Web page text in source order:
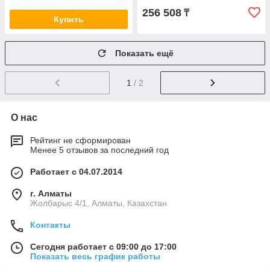
Купить
256 508 ₸
Показать ещё
1 / 2
О нас
Рейтинг не сформирован
Менее 5 отзывов за последний год
Работает с 04.07.2014
г. Алматы
Жолбарыс 4/1, Алматы, Казахстан
Контакты
Сегодня работает с 09:00 до 17:00
Показать весь график работы